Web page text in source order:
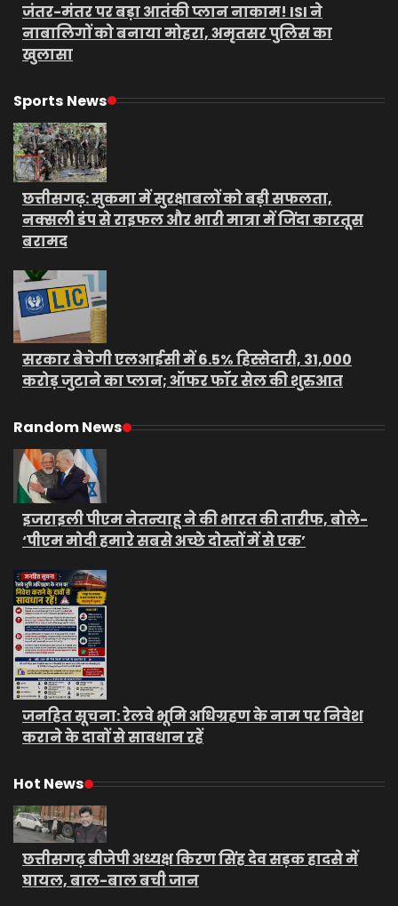
जंतर-मंतर पर बड़ा आतंकी प्लान नाकाम! ISI ने
नाबालिगों को बनाया मोहरा, अमृतसर पुलिस का
खुलासा
Sports News
छत्तीसगढ़: सुकमा में सुरक्षाबलों को बड़ी सफलता,
नक्सली डंप से राइफल और भारी मात्रा में जिंदा कारतूस
बरामद
सरकार बेचेगी एलआईसी में 6.5% हिस्सेदारी, 31,000
करोड़ जुटाने का प्लान; ऑफर फॉर सेल की शुरुआत
Random News
इजराइली पीएम नेतन्याहू ने की भारत की तारीफ, बोले-
‘पीएम मोदी हमारे सबसे अच्छे दोस्तों में से एक’
जनहित सूचना: रेलवे भूमि अधिग्रहण के नाम पर निवेश
कराने के दावों से सावधान रहें
Hot News
छत्तीसगढ़ बीजेपी अध्यक्ष किरण सिंह देव सड़क हादसे में
घायल, बाल-बाल बची जान